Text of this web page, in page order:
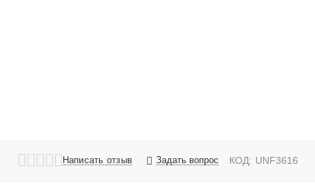
Написать отзыв Задать вопрос КОД: UNF3616